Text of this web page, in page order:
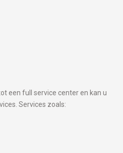
een full service center en kan u
Services zoals: